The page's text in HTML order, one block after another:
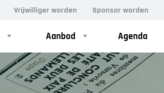
Vrijwilliger worden Sponsor worden
Aanbod
VOLWASSEN DANS
Agenda